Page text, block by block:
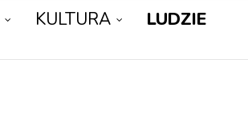
KULTURA LUDZIE